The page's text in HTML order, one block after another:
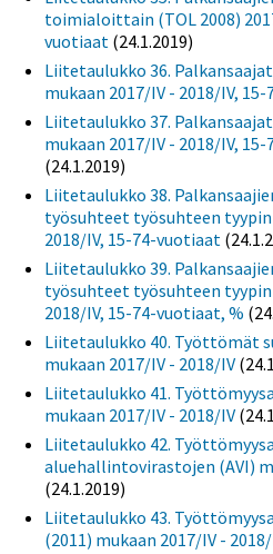
toimialoittain (TOL 2008)
vuotiaat (24.1.2019)
Liitetaulukko 36.
mukaan 2017/IV - 2018/IV,
Liitetaulukko 37.
mukaan 2017/IV - 2018/IV,
(24.1.2019)
Liitetaulukko 38.
työsuhteet työsuhteen tyypin
2018/IV, 15-74-vuotiaat
Liitetaulukko 39.
työsuhteet työsuhteen tyypin
2018/IV, 15-74-vuotiaat, %
Liitetaulukko 40. Työttömät
mukaan 2017/IV - 2018/IV
Liitetaulukko 41.
mukaan 2017/IV - 2018/IV
Liitetaulukko 42.
aluehallintovirastojen (AVI)
(24.1.2019)
Liitetaulukko 43.
(2011) mukaan 2017/IV -